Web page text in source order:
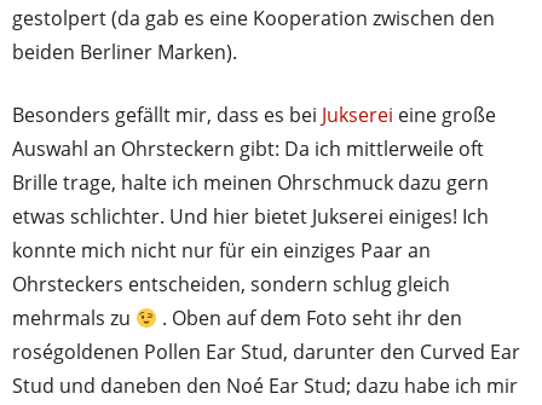
gestolpert (da gab es eine Kooperation zwischen den
beiden Berliner Marken).
Besonders gefällt mir, dass es bei Jukserei eine große
Auswahl an Ohrsteckern gibt: Da ich mittlerweile oft
Brille trage, halte ich meinen Ohrschmuck dazu gern
etwas schlichter. Und hier bietet Jukserei einiges! Ich
konnte mich nicht nur für ein einziges Paar an
Ohrsteckers entscheiden, sondern schlug gleich
mehrmals zu
. Oben auf dem Foto seht ihr den
roségoldenen Pollen Ear Stud, darunter den Curved Ear
Stud und daneben den Noé Ear Stud; dazu habe ich mir